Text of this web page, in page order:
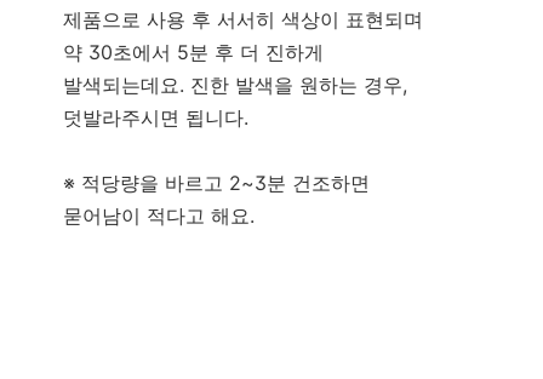
제품으로 사용 후 서서히 색상이 표현되며
약 30초에서 5분 후 더 진하게
발색되는데요. 진한 발색을 원하는 경우,
덧발라주시면 됩니다.
※ 적당량을 바르고 2~3분 건조하면
묻어남이 적다고 해요.